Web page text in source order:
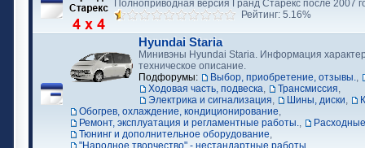
Полноприводная версия Гранд Старекс после 2007
Рейтинг: 5.16%
Hyundai Staria
Минивэны Hyundai Staria. Информация
техническое описание.
Подфорумы:
Выбор, приобретение, отзывы.,
Ходовая часть, подвеска, Трансмиссия,
Электрика и сигнализация, Шины, диски,
Обогрев, охлаждение, кондиционирование,
Ремонт, эксплуатация и регламентные работы.,
Тюнинг и дополнительное оборудование,
"Народное творчество" - нестандартные работы